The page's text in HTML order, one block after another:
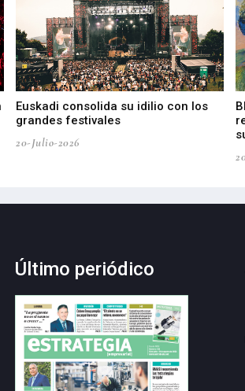
Euskadi consolida su idilio con los
grandes festivales
20-Julio-2026
Último periódico